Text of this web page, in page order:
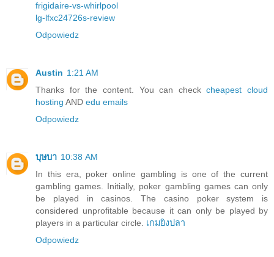
frigidaire-vs-whirlpool
lg-lfxc24726s-review
Odpowiedz
Austin 1:21 AM
Thanks for the content. You can checkcheapest cloud
hosting AND edu emails
Odpowiedz
บุษบา 10:38 AM
In this era, poker online gambling is one of the current
gambling games. Initially, poker gambling games can only
be played in casinos. The casino poker system is
considered unprofitable because it can only be played by
players in a particular circle. เกมยิงปลา
Odpowiedz